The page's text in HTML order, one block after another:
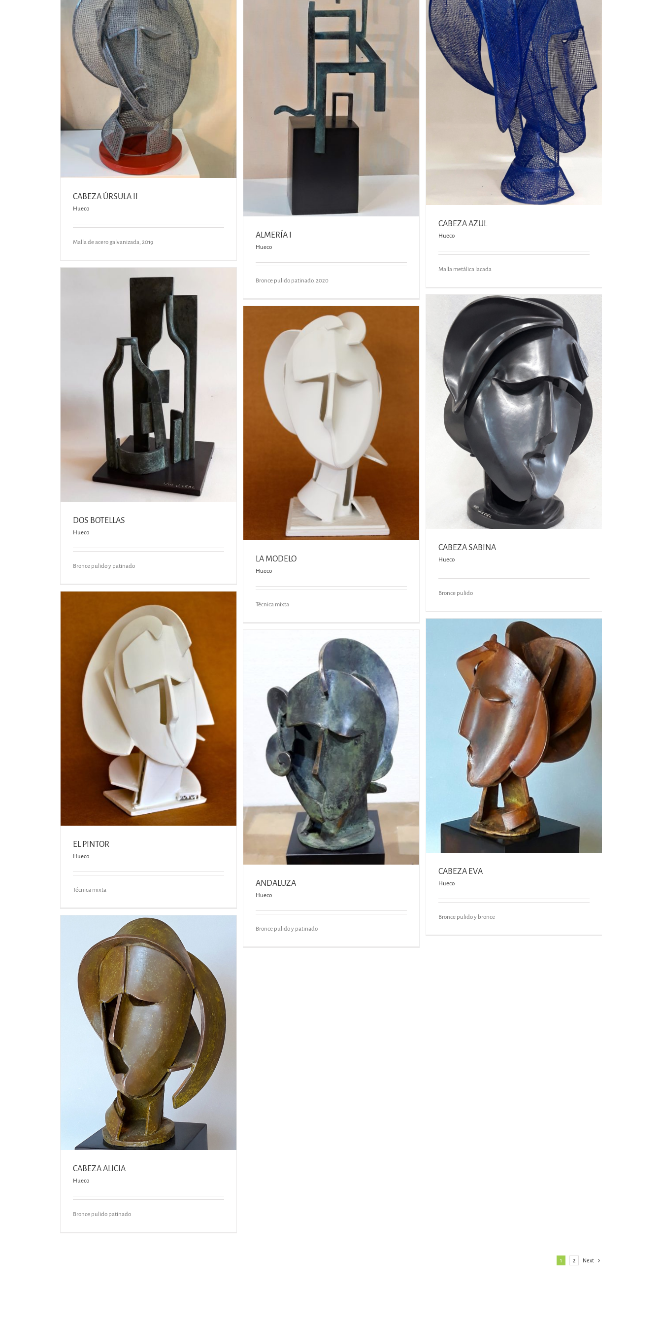
CABEZA ÚRSULA II
Hueco
Malla de acero galvanizada, 2019
ALMERÍA I
Hueco
ALMERÍA I
Hueco
Bronce pulido patinado, 2020
Hueco
CABEZA AZUL
Hueco
Malla metálica lacada
DOS BOTELLAS
Hueco
Bronce pulido y patinado
CABEZA SABINA
Hueco
CABEZA SABINA
Hueco
Bronce pulido
LA MODELO
Hueco
LA MODELO
Hueco
Técnica mixta
EL PINTOR
Hueco
Técnica mixta
CABEZA EVA
Hueco
CABEZA EVA
Hueco
Bronce pulido y bronce
ANDALUZA
Hueco
ANDALUZA
Hueco
Bronce pulido y patinado
CABEZA ALICIA
Hueco
Bronce pulido patinado
1 2 Next